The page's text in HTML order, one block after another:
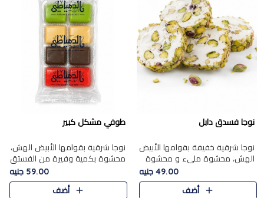
نوجا فسدق دابل
نوجا شرقية خفيفة بقوامها الأبيض
الهش، محشوة مليء و محشوة
بـكمية وفيرة من الفستق الفاخر
لتمنحك نكهة مكسرات غنية
وقرمشة مميزة في كل قطعة و
49.00 جنيه
أضف
طوفي مشكل كبير
نوجا شرقية بقوامها الأبيض الهش،
محشوة بكمية وفيرة من الفستق
الفاخر لتمنحك نكهة غنية وقرمشة
مميزة في كل قطعة، لتجربة تجمع
بين الفخامة والمذاق..
59.00 جنيه
أضف